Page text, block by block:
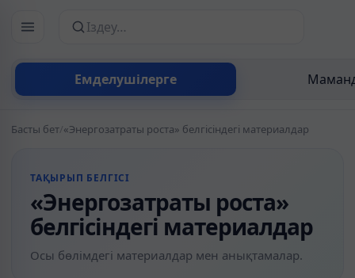
Емделушілерге
Сайттан іздеу
Басты бет/«Энергозатраты роста» белгісіндегі материалдар
ТАҚЫРЫП БЕЛГІСІ
«Энергозатраты роста»
белгісіндегі материалдар
Осы бөлімдегі материалдар мен анықтамалар.